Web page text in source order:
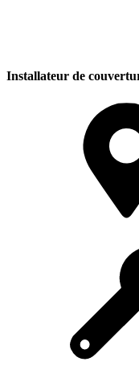
Installateur de